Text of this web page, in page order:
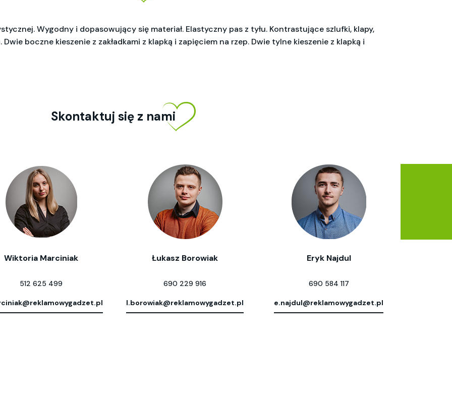
Wygodny i dopasowujący się materiał. Elastyczny pas z tyłu. Kontrastujące szlufki, klapy,
boczne kieszenie z zakładkami z klapką i zapięciem na rzep. Dwie tylne kieszenie z klapką i
Skontaktuj się z nami
Wiktoria Marciniak
512 625 499
Łukasz Borowiak
690 229 916
l.borowiak@reklamowygadzet.pl
Eryk Najdul
690 584 117
e.najdul@reklamowygadzet.pl